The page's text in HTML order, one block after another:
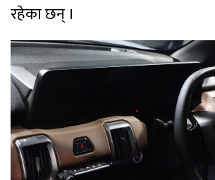
रहेका छन् ।